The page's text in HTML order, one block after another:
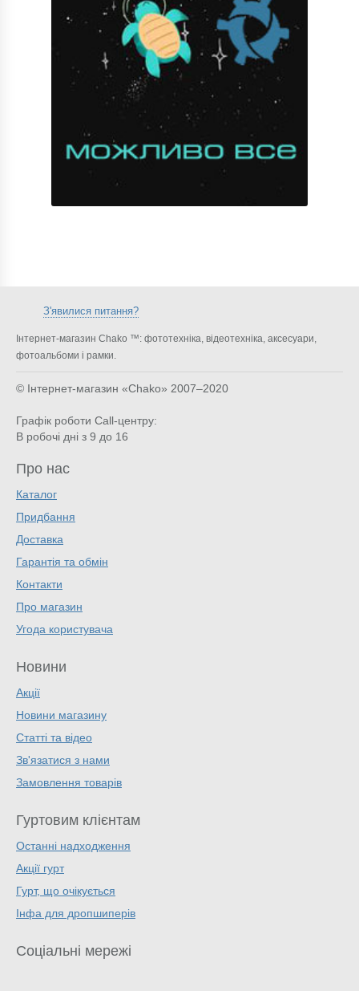
З'явилися питання?
Інтернет-магазин Chako ™: фототехніка, відеотехніка, аксесуари,
фотоальбоми і рамки.
© Інтернет-магазин «Chako» 2007–2020
Графік роботи Call-центру:
В робочі дні з 9 до 16
Про нас
Каталог
Придбання
Доставка
Гарантія та обмін
Контакти
Про магазин
Угода користувача
Новини
Акції
Новини магазину
Статті та відео
Зв'язатися з нами
Замовлення товарів
Гуртовим клієнтам
Останні надходження
Акції гурт
Гурт, що очікується
Інфа для дропшиперів
Соціальні мережі